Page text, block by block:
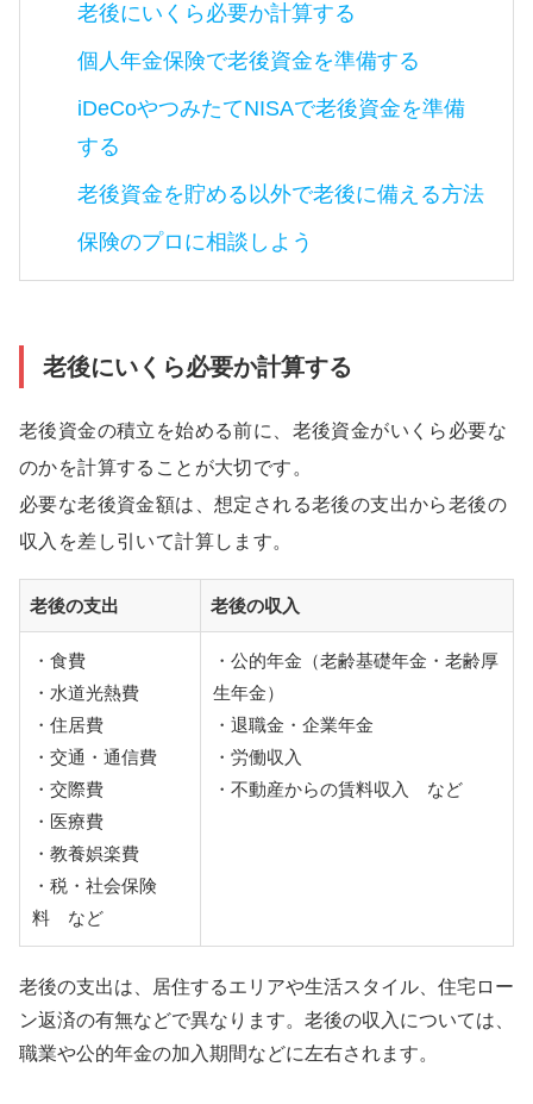
老後にいくら必要か計算する
個人年金保険で老後資金を準備する
iDeCoやつみたてNISAで老後資金を準備
する
老後資金を貯める以外で老後に備える方法
保険のプロに相談しよう
老後にいくら必要か計算する
老後資金の積立を始める前に、老後資金がいくら必要な
のかを計算することが大切です。
必要な老後資金額は、想定される老後の支出から老後の
収入を差し引いて計算します。
老後の支出 老後の収入
・食費
・水道光熱費
・住居費
・交通・通信費
・交際費
・医療費
・教養娯楽費
・税・社会保険
料 など
・公的年金（老齢基礎年金・老齢厚
生年金）
・退職金・企業年金
・労働収入
・不動産からの賃料収入 など
老後の支出は、居住するエリアや生活スタイル、住宅ロー
ン返済の有無などで異なります。老後の収入については、
職業や公的年金の加入期間などに左右されます。